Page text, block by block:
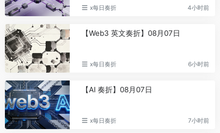
技IPO战略配售
付，加密货币是件大事
10
区块链不再取代华尔街，它正在成
为华尔街的新管道
11
BTC突破65000美元，日内涨幅
0.59%
12
Coldcard：因安全事件暂停客户数
据自动清除，将依法保留相关记录
13
遭2000万美元“合法”明抢后，
BONK被Upbit彻底抛弃
开始
到英国，TWIN
Hashi 如何重写
x每日奏折 4小时前
【Web3 英文奏折】08月07日
x每日奏折 6小时前
【AI 奏折】08月07日
x每日奏折 7小时前